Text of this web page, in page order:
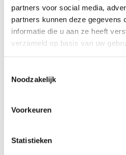
partners kunnen deze gegevens
informatie die u aan ze heeft
verzameld op basis van uw
Toestemmingsselectie
Productinformatie
Specificaties